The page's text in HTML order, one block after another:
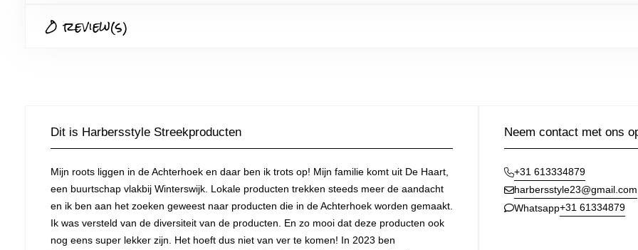
0 review(s)
Dit is Harbersstyle Streekproducten
Mijn roots liggen in de Achterhoek en daar ben ik trots op! Mijn familie komt uit De Haart,
een buurtschap vlakbij Winterswijk. Lokale producten trekken steeds meer de aandacht
en ik ben aan het zoeken geweest naar producten die in de Achterhoek worden gemaakt.
Ik was versteld van de diversiteit van de producten. En zo mooi dat deze producten ook
nog eens super lekker zijn. Het hoeft dus niet van ver te komen! In 2023 ben
Neem contact met ons
+31 613334879
harbersstyle23@gmail.com
Whatsapp+31 61334879